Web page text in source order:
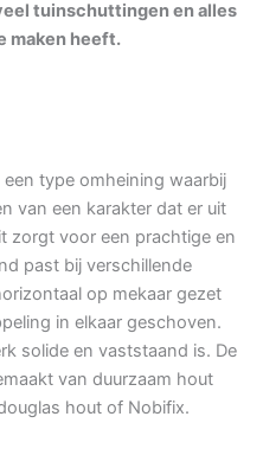
tuinschuttingen en alles
maken heeft.
type omheining waarbij
van een karakter dat er uit
zorgt voor een prachtige en
past bij verschillende
op mekaar gezet
in elkaar geschoven.
solide en vaststaand is. De
van duurzaam hout
hout of Nobifix.